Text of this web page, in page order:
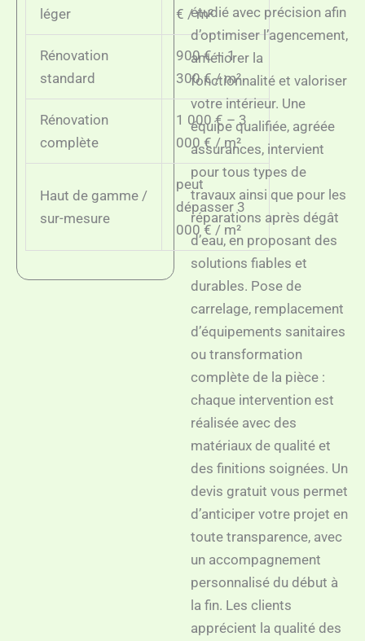
léger
€ / m²
Rénovation
standard
900 € – 1
300 € / m²
Rénovation
complète
1 000 € – 3
000 € / m²
Haut de gamme /
sur-mesure
peut
dépasser 3
000 € / m²
étudié avec précision afin
d’optimiser l’agencement,
améliorer la
fonctionnalité et valoriser
votre intérieur. Une
équipe qualifiée, agréée
assurances, intervient
pour tous types de
travaux ainsi que pour les
réparations après dégât
d’eau, en proposant des
solutions fiables et
durables. Pose de
carrelage, remplacement
d’équipements sanitaires
ou transformation
complète de la pièce :
chaque intervention est
réalisée avec des
matériaux de qualité et
des finitions soignées. Un
devis gratuit vous permet
d’anticiper votre projet en
toute transparence, avec
un accompagnement
personnalisé du début à
la fin. Les clients
apprécient la qualité des